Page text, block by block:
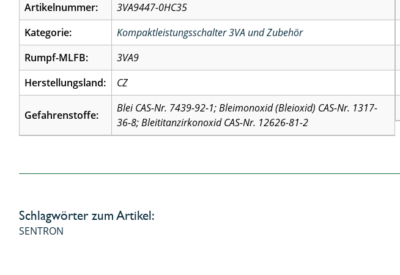
Artikelnummer:
3VA9447-0HC35
Kategorie:
Kompaktleistungsschalter 3VA und Zubehör
Rumpf-MLFB:
3VA9
Herstellungsland:
CZ
Gefahrenstoffe:
Blei CAS-Nr. 7439-92-1; Bleimonoxid (Bleioxid) CAS-Nr. 1317-
36-8; Bleititanzirkonoxid CAS-Nr. 12626-81-2
Schlagwörter zum Artikel:
SENTRON